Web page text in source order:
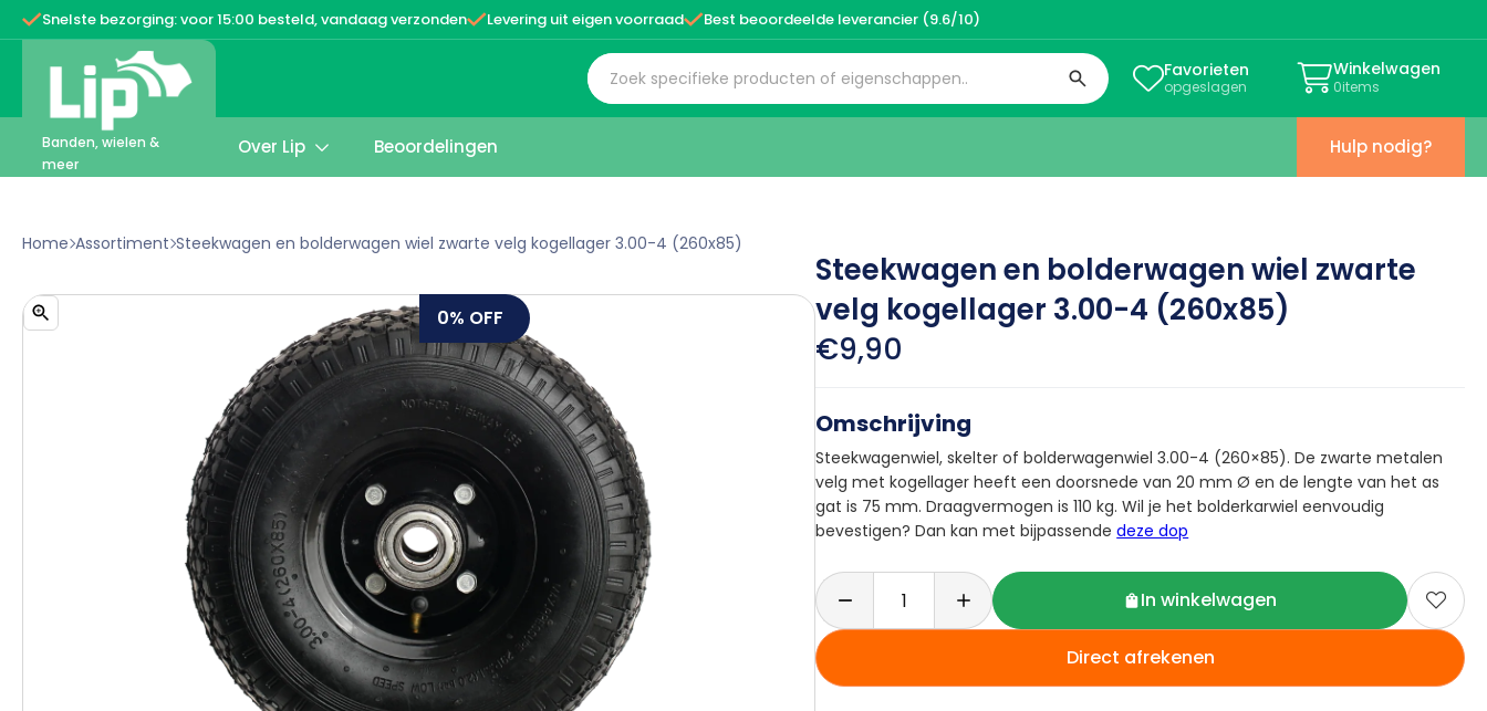
Snelste bezorging: voor 15:00 besteld, vandaag verzondenLevering uit eigen voorraadBest beoordeelde leverancier (9.6/10)
Banden, wielen &
meer
Favorieten
opgeslagen Winkelwagen
0items
Over Lip  Beoordelingen Hulp nodig?
Home Assortiment Steekwagen en bolderwagen wiel zwarte velg kogellager 3.00-4 (260x85)
0% OFF
Steekwagen en bolderwagen wiel zwarte
velg kogellager 3.00-4 (260x85)
€9,90
Omschrijving
Steekwagenwiel, skelter of bolderwagenwiel 3.00-4 (260×85). De zwarte metalen
velg met kogellager heeft een doorsnede van 20 mm Ø en de lengte van het as
gat is 75 mm. Draagvermogen is 110 kg. Wil je het bolderkarwiel eenvoudig
bevestigen? Dan kan met bijpassende deze dop
In winkelwagen 
Direct afrekenen